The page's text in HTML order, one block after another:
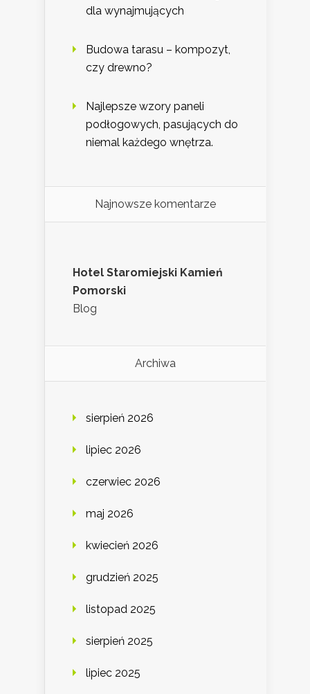
dla wynajmujących
Budowa tarasu – kompozyt,
czy drewno?
Najlepsze wzory paneli
podłogowych, pasujących do
niemal każdego wnętrza.
Najnowsze komentarze
Hotel Staromiejski Kamień
Pomorski
Blog
Archiwa
sierpień 2026
lipiec 2026
czerwiec 2026
maj 2026
kwiecień 2026
grudzień 2025
listopad 2025
sierpień 2025
lipiec 2025